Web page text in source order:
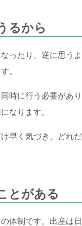
るから
ったり、逆に思う
。
時に行う必要があ
なります。
早く気づき、どれ
とがある
体制です。出産は